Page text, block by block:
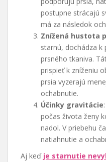
postupne strácajú
má za následok
Znížená hustota
starnú, dochádza
prsného tkaniva.
prispieť k zníženiu
prsia vyzerajú
ochabnutie.
Účinky gravitácie
počas života ženy
nadol. V priebehu
natiahnutie a
Aj keď je starnutie